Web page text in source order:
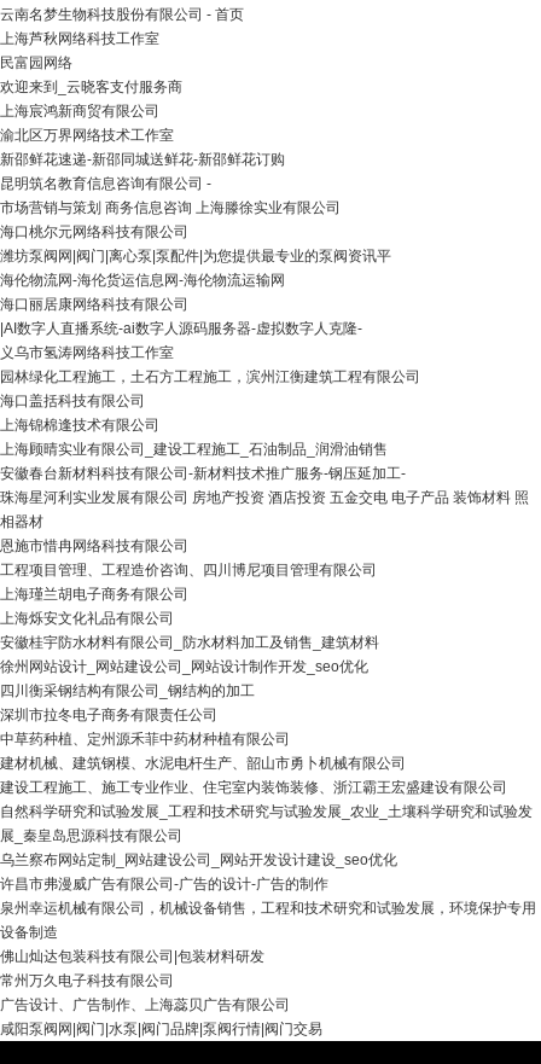
云南名梦生物科技股份有限公司 - 首页
上海芦秋网络科技工作室
民富园网络
欢迎来到_云晓客支付服务商
上海宸鸿新商贸有限公司
渝北区万界网络技术工作室
新邵鲜花速递-新邵同城送鲜花-新邵鲜花订购
昆明筑名教育信息咨询有限公司 -
市场营销与策划 商务信息咨询 上海滕徐实业有限公司
海口桃尔元网络科技有限公司
潍坊泵阀网|阀门|离心泵|泵配件|为您提供最专业的泵阀资讯平
海伦物流网-海伦货运信息网-海伦物流运输网
海口丽居康网络科技有限公司
|AI数字人直播系统-ai数字人源码服务器-虚拟数字人克隆-
义乌市氢涛网络科技工作室
园林绿化工程施工，土石方工程施工，滨州江衡建筑工程有限公司
海口盖括科技有限公司
上海锦棉逢技术有限公司
上海顾晴实业有限公司_建设工程施工_石油制品_润滑油销售
安徽春台新材料科技有限公司-新材料技术推广服务-钢压延加工-
珠海星河利实业发展有限公司 房地产投资 酒店投资 五金交电 电子产品 装饰材料 照
相器材
恩施市惜冉网络科技有限公司
工程项目管理、工程造价咨询、四川博尼项目管理有限公司
上海瑾兰胡电子商务有限公司
上海烁安文化礼品有限公司
安徽桂宇防水材料有限公司_防水材料加工及销售_建筑材料
徐州网站设计_网站建设公司_网站设计制作开发_seo优化
四川衡采钢结构有限公司_钢结构的加工
深圳市拉冬电子商务有限责任公司
中草药种植、定州源禾菲中药材种植有限公司
建材机械、建筑钢模、水泥电杆生产、韶山市勇卜机械有限公司
建设工程施工、施工专业作业、住宅室内装饰装修、浙江霸王宏盛建设有限公司
自然科学研究和试验发展_工程和技术研究与试验发展_农业_土壤科学研究和试验发
展_秦皇岛思源科技有限公司
乌兰察布网站定制_网站建设公司_网站开发设计建设_seo优化
许昌市弗漫威广告有限公司-广告的设计-广告的制作
泉州幸运机械有限公司，机械设备销售，工程和技术研究和试验发展，环境保护专用
设备制造
佛山灿达包装科技有限公司|包装材料研发
常州万久电子科技有限公司
广告设计、广告制作、上海蕊贝广告有限公司
咸阳泵阀网|阀门|水泵|阀门品牌|泵阀行情|阀门交易